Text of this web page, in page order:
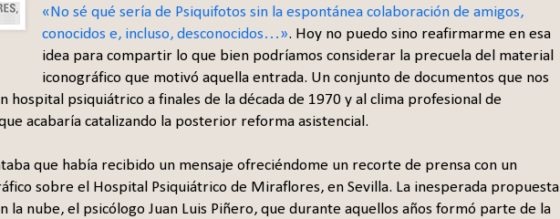
«No sé qué sería de Psiquifotos sin la espontánea colaboración de amigos,
conocidos e, incluso, desconocidos…». Hoy no puedo sino reafirmarme en esa
idea para compartir lo que bien podríamos considerar la precuela del material
iconográfico que motivó aquella entrada. Un conjunto de documentos que nos
hospital psiquiátrico a finales de la década de 1970 y al clima profesional de
acabaría catalizando la posterior reforma asistencial.
que había recibido un mensaje ofreciéndome un recorte de prensa con un
sobre el Hospital Psiquiátrico de Miraflores, en Sevilla. La inesperada propuesta
la nube, el psicólogo Juan Luis Piñero, que durante aquellos años formó parte de la